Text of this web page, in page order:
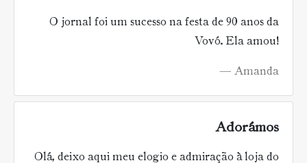
O jornal foi um sucesso na festa de 90 anos da
Vovó. Ela amou!
Amanda
Adorámos
Olá, deixo aqui meu elogio e admiração à loja do